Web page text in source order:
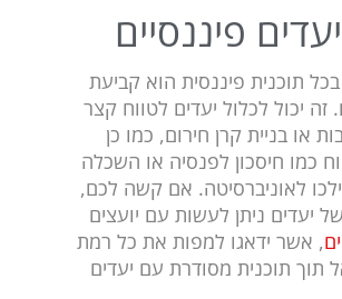
פיננסיים
תוכנית פיננסית הוא קביעת
זה יכול לכלול יעדים לטווח קצר
או בניית קרן חירום, כמו כן
כמו חיסכון לפנסיה או השכלה
לאוניברסיטה. אם קשה לכם,
יעדים ניתן לעשות עם יועצים
, אשר ידאגו למפות את כל רמת
תוך תוכנית מסודרת עם יעדים